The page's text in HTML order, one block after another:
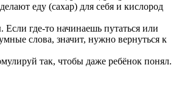
еду (сахар) для себя и кислород
где-то начинаешь путаться или
слова, значит, нужно вернуться к
так, чтобы даже ребёнок понял.